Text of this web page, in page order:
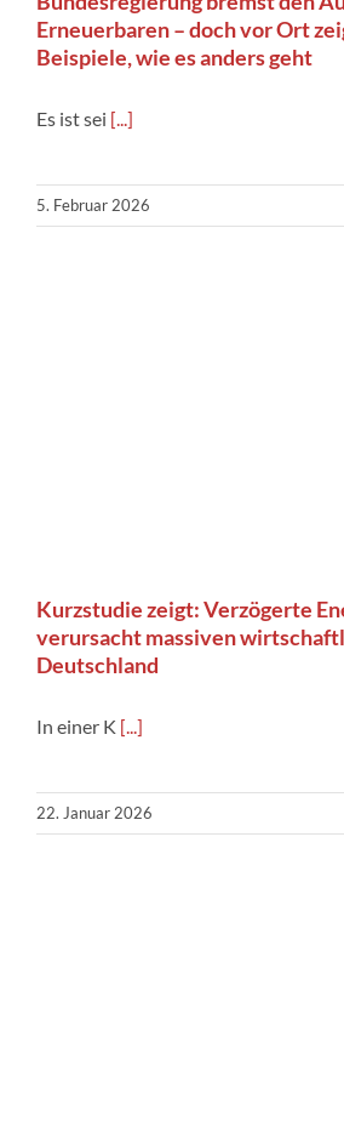
Erneuerbaren – doch vor Ort
Beispiele, wie es anders geht
Es ist sei [...]
5. Februar 2026
Kurzstudie zeigt: Verzögerte
verursacht massiven
Deutschland
In einer K [...]
22. Januar 2026